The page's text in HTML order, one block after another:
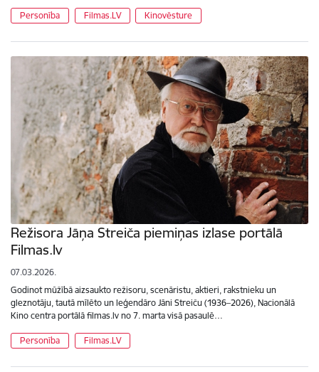
Personība Filmas.LV Kinovēsture
Režisora Jāņa Streiča piemiņas izlase portālā
Filmas.lv
07.03.2026.
Godinot mūžībā aizsaukto režisoru, scenāristu, aktieri, rakstnieku un
gleznotāju, tautā mīlēto un leģendāro Jāni Streiču (1936–2026), Nacionālā
Kino centra portālā filmas.lv no 7. marta visā pasaulē…
Personība Filmas.LV